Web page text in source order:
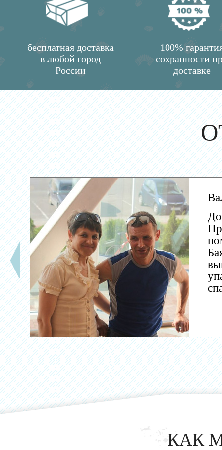
бесплатная доставка
в любой город
России
100%
сохранности
доставке
КАК